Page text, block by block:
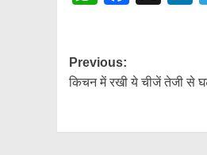
Post
navigation
Previous:
किचन में रखी ये चीजें तेजी से